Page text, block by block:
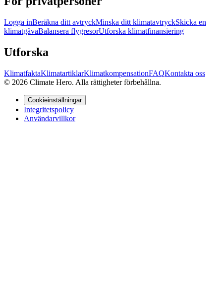
Logga inBeräkna ditt avtryckMinska ditt klimatavtryckSkicka en
klimatgåvaBalansera flygresorUtforska klimatfinansiering
Utforska
KlimatfaktaKlimatartiklarKlimatkompensationFAQKontakta oss
© 2026 Climate Hero. Alla rättigheter förbehållna.
Cookieinställningar
Integritetspolicy
Användarvillkor